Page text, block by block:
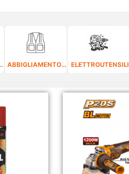
ABBIGLIAMENTO DA LAVORO E DPI ELETTROUTENSILI